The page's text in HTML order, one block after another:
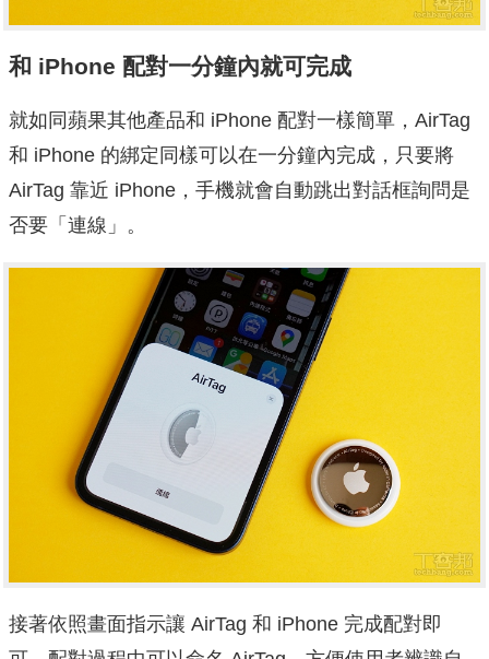
和 iPhone 配對一分鐘內就可完成
就如同蘋果其他產品和 iPhone 配對一樣簡單，AirTag
和 iPhone 的綁定同樣可以在一分鐘內完成，只要將
AirTag 靠近 iPhone，手機就會自動跳出對話框詢問是
否要「連線」。
接著依照畫面指示讓 AirTag 和 iPhone 完成配對即